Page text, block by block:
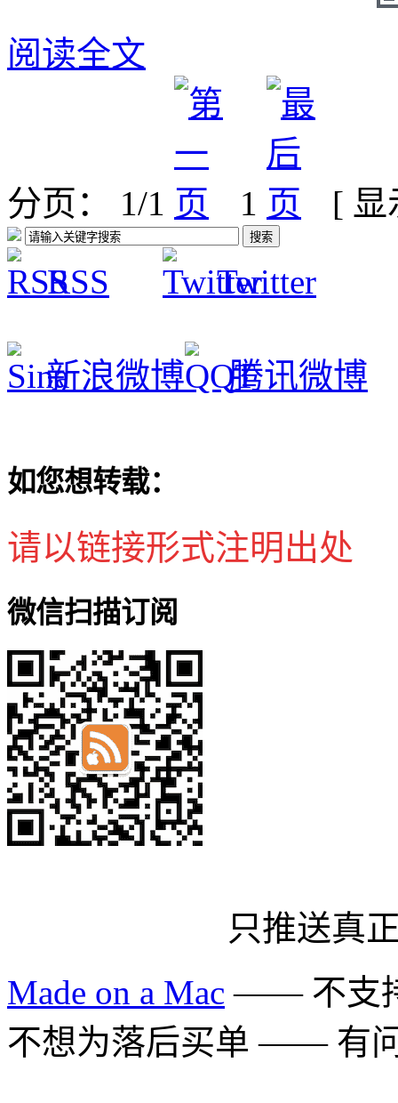
阅读全文
分页： 1/1 1 [
RSS Twitter
新浪微博 腾讯微博
如您想转载：
请以链接形式注明出处
微信扫描订阅
只推送真
Made on a Mac —— 不支
不想为落后买单 —— 有